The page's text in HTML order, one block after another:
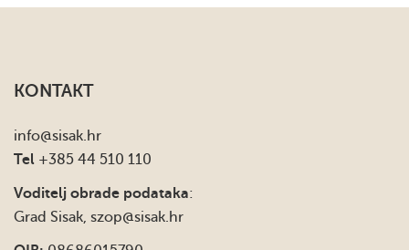
KONTAKT
info@sisak.hr
Tel +385 44 510 110
Voditelj obrade podataka:
Grad Sisak, szop@sisak.hr